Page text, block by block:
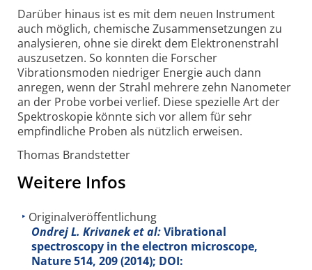
Darüber hinaus ist es mit dem neuen Instrument
auch möglich, chemische Zusammensetzungen zu
analysieren, ohne sie direkt dem Elektronenstrahl
auszusetzen. So konnten die Forscher
Vibrationsmoden niedriger Energie auch dann
anregen, wenn der Strahl mehrere zehn Nanometer
an der Probe vorbei verlief. Diese spezielle Art der
Spektroskopie könnte sich vor allem für sehr
empfindliche Proben als nützlich erweisen.
Thomas Brandstetter
Weitere Infos
Originalveröffentlichung
Ondrej L. Krivanek et al:Vibrational
spectroscopy in the electron microscope,
Nature514, 209 (2014); DOI: